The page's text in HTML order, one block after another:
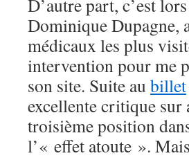
D’autre part, c’est
Dominique Dupagne,
médicaux les plus
intervention pour me
son site. Suite au billet
excellente critique sur
troisième position
l’« effet atoute ».